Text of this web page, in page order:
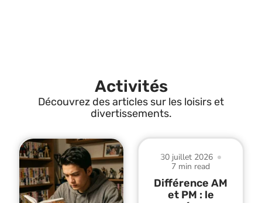
Activités
Découvrez des articles sur les loisirs et
divertissements.
7 min read
30 juillet 2026
Différence AM
et PM : le